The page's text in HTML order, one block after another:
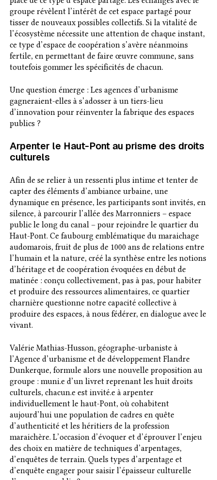
groupe révèlent l’intérêt de cet espace partagé pour
tisser de nouveaux possibles collectifs. Si la vitalité de
l’écosystème nécessite une attention de chaque instant,
ce type d’espace de coopération s’avère néanmoins
fertile, en permettant de faire œuvre commune, sans
toutefois gommer les spécificités de chacun.
Une question émerge : Les agences d’urbanisme
gagneraient-elles à s’adosser à un tiers-lieu
d’innovation pour réinventer la fabrique des espaces
publics ?
Arpenter le Haut-Pont au prisme des droits
culturels
Afin de se relier à un ressenti plus intime et tenter de
capter des éléments d’ambiance urbaine, une
dynamique en présence, les participants sont invités, en
silence, à parcourir l’allée des Marronniers – espace
public le long du canal – pour rejoindre le quartier du
Haut-Pont. Ce faubourg emblématique du maraichage
audomarois, fruit de plus de 1000 ans de relations entre
l’humain et la nature, créé la synthèse entre les notions
d’héritage et de coopération évoquées en début de
matinée : conçu collectivement, pas à pas, pour habiter
et produire des ressources alimentaires, ce quartier
charnière questionne notre capacité collective à
produire des espaces, à nous fédérer, en dialogue avec le
vivant.
Valérie Mathias-Husson, géographe-urbaniste à
l’Agence d’urbanisme et de développement Flandre
Dunkerque, formule alors une nouvelle proposition au
groupe : muni.e d’un livret reprenant les huit droits
culturels, chacun.e est invité.e à arpenter
individuellement le haut-Pont, où cohabitent
aujourd’hui une population de cadres en quête
d’authenticité et les héritiers de la profession
maraichère. L’occasion d’évoquer et d’éprouver l’enjeu
des choix en matière de techniques d’arpentages,
d’enquêtes de terrain. Quels types d’arpentage et
d’enquête engager pour saisir l’épaisseur culturelle